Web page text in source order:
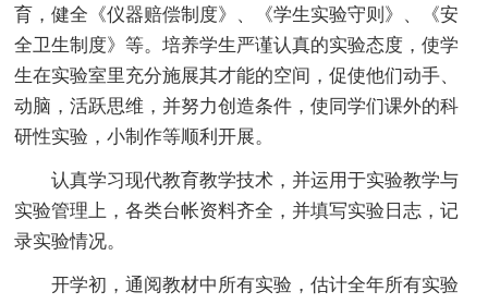
育，健全《仪器赔偿制度》、《学生实验守则》、《安
全卫生制度》等。培养学生严谨认真的实验态度，使学
生在实验室里充分施展其才能的空间，促使他们动手、
动脑，活跃思维，并努力创造条件，使同学们课外的科
研性实验，小制作等顺利开展。
认真学习现代教育教学技术，并运用于实验教学与
实验管理上，各类台帐资料齐全，并填写实验日志，记
录实验情况。
开学初，通阅教材中所有实验，估计全年所有实验